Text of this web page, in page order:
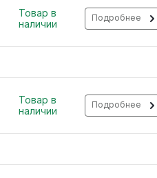
Товар в
наличии
Подробнее
Товар в
наличии
Подробнее